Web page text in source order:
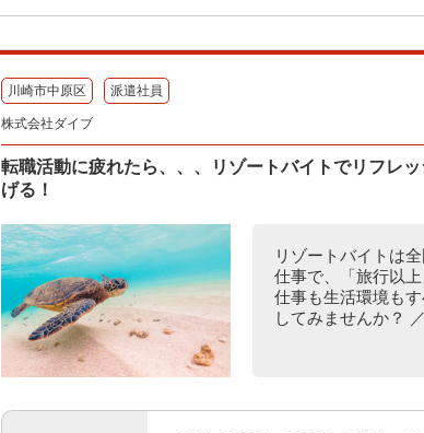
川崎市中原区 派遣社員
株式会社ダイブ
転職活動に疲れたら、、、リゾートバイトでリフレ
げる！
リゾートバイトは
仕事で、「旅行以
仕事も生活環境も
してみませんか？